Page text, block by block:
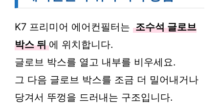
K7 프리미어 에어컨필터는 조수석 글로브
박스 뒤 에 위치합니다.
글로브 박스를 열고 내부를 비우세요.
그 다음 글로브 박스를 조금 더 밀어내거나
당겨서 뚜껑을 드러내는 구조입니다.